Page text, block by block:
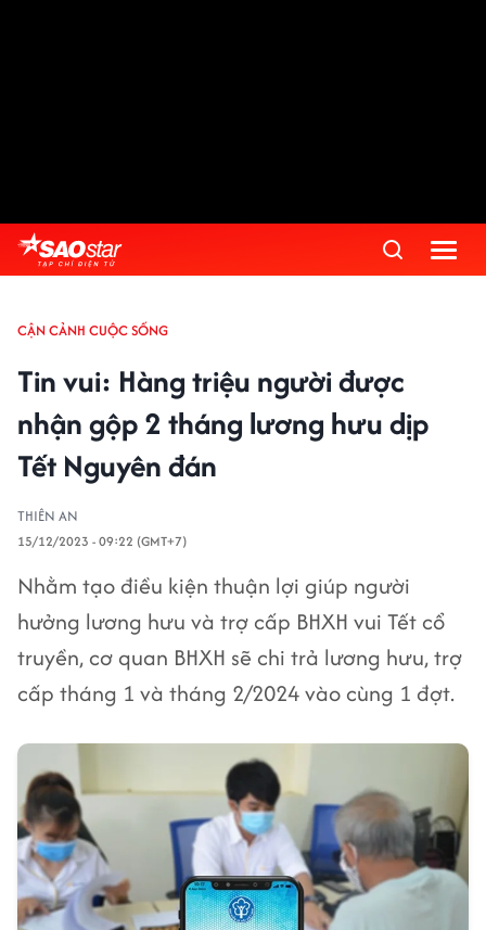
CẬN CẢNH CUỘC SỐNG
Tin vui: Hàng triệu người được
nhận gộp 2 tháng lương hưu dịp
Tết Nguyên đán
THIÊN AN
15/12/2023 - 09:22 (GMT+7)
Nhằm tạo điều kiện thuận lợi giúp người
hưởng lương hưu và trợ cấp BHXH vui Tết cổ
truyền, cơ quan BHXH sẽ chi trả lương hưu, trợ
cấp tháng 1 và tháng 2/2024 vào cùng 1 đợt.